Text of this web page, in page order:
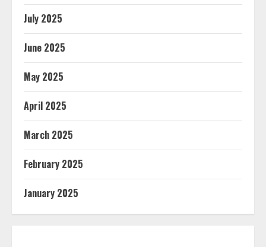
July 2025
June 2025
May 2025
April 2025
March 2025
February 2025
January 2025